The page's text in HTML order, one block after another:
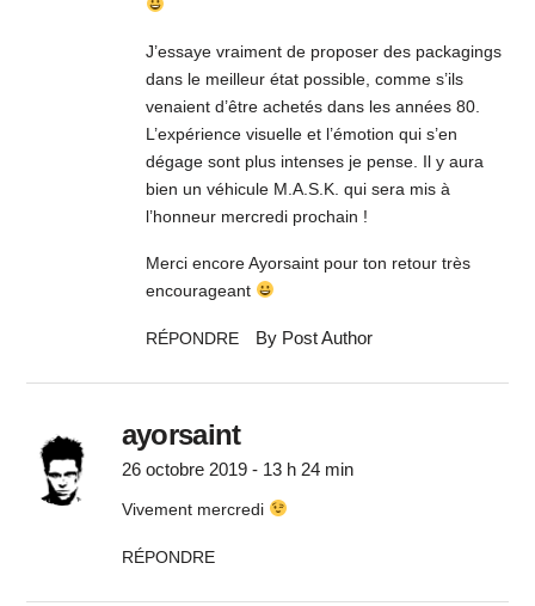
J’essaye vraiment de proposer des packagings
dans le meilleur état possible, comme s’ils
venaient d’être achetés dans les années 80.
L’expérience visuelle et l’émotion qui s’en
dégage sont plus intenses je pense. Il y aura
bien un véhicule M.A.S.K. qui sera mis à
l’honneur mercredi prochain !
Merci encore Ayorsaint pour ton retour très
encourageant
RÉPONDRE By Post Author
ayorsaint
26 octobre 2019 - 13 h 24 min
Vivement mercredi
RÉPONDRE